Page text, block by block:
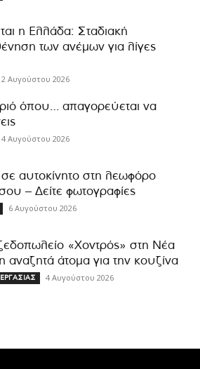
η Ελλάδα: Σταδιακή
των ανέμων για λίγες
2 Αυγούστου 2026
όπου… απαγορεύεται να
4 Αυγούστου 2026
σε αυτοκίνητο στη λεωφόρο
– Δείτε φωτογραφίες
6 Αυγούστου 2026
«Χοντρός» στη Νέα
αναζητά άτομα για την κουζίνα
4 Αυγούστου 2026